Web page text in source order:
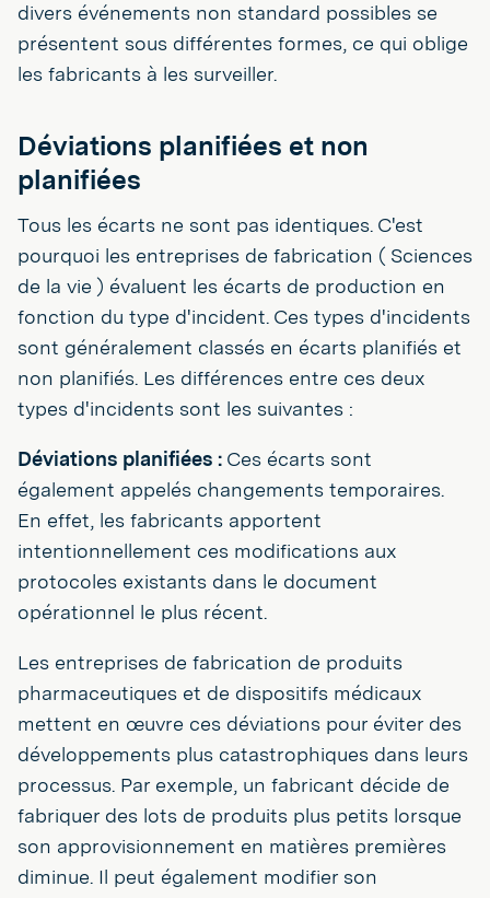
divers événements non standard possibles se
présentent sous différentes formes, ce qui oblige
les fabricants à les surveiller.
Déviations planifiées et non
planifiées
Tous les écarts ne sont pas identiques. C'est
pourquoi les entreprises de fabrication ( Sciences
de la vie ) évaluent les écarts de production en
fonction du type d'incident. Ces types d'incidents
sont généralement classés en écarts planifiés et
non planifiés. Les différences entre ces deux
types d'incidents sont les suivantes :
Déviations planifiées : Ces écarts sont
également appelés changements temporaires.
En effet, les fabricants apportent
intentionnellement ces modifications aux
protocoles existants dans le document
opérationnel le plus récent.
Les entreprises de fabrication de produits
pharmaceutiques et de dispositifs médicaux
mettent en œuvre ces déviations pour éviter des
développements plus catastrophiques dans leurs
processus. Par exemple, un fabricant décide de
fabriquer des lots de produits plus petits lorsque
son approvisionnement en matières premières
diminue. Il peut également modifier son